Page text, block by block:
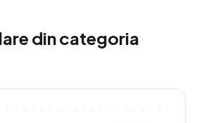
din categoria